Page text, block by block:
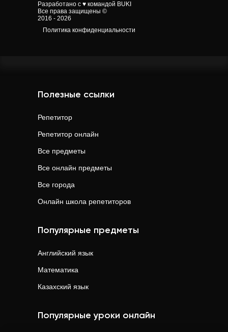
Разработано с ♥ командой BUKI
Все права защищены ©
2016 - 2026
Политика конфиденциальности
Полезные ссылки
Репетитор
Репетитор онлайн
Все предметы
Все онлайн предметы
Все города
Онлайн школа репетиторов
Популярные предметы
Английский язык
Математика
Казахский язык
Популярные уроки онлайн